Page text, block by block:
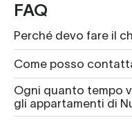
FAQ
Perché devo fare il
Come posso
Ogni quanto tempo
gli appartamenti di